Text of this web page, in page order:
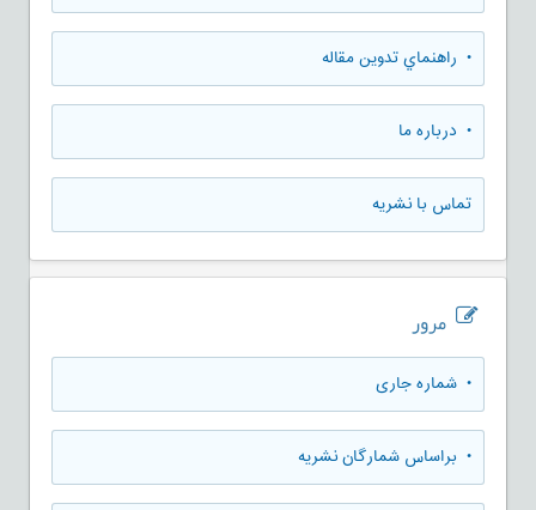
• راهنماي تدوين مقاله
• درباره ما
تماس با نشریه
مرور
• شماره جاری
• براساس شمارگان نشریه